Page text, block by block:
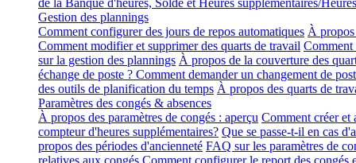
Gestion des plannings
Comment configurer des jours de repos automatiques À
Comment modifier et supprimer des quarts de travail Comment
sur la gestion des plannings À propos de la couverture des
échange de poste ? Comment demander un changement de
des outils de planification du temps À propos des quarts de
Paramètres des congés & absences
À propos des paramètres de congés : aperçu Comment créer et
compteur d'heures supplémentaires? Que se passe-t-il en cas
propos des périodes d'ancienneté FAQ sur les paramètres de
relatives aux congés Comment configurer le report des congés